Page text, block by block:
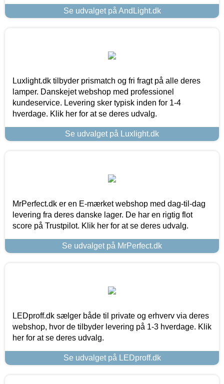
Se udvalget på AndLight.dk
Luxlight.dk tilbyder prismatch og fri fragt på alle deres
lamper. Danskejet webshop med professionel
kundeservice. Levering sker typisk inden for 1-4
hverdage. Klik her for at se deres udvalg.
Se udvalget på Luxlight.dk
MrPerfect.dk er en E-mærket webshop med dag-til-dag
levering fra deres danske lager. De har en rigtig flot
score på Trustpilot. Klik her for at se deres udvalg.
Se udvalget på MrPerfect.dk
LEDproff.dk sælger både til private og erhverv via deres
webshop, hvor de tilbyder levering på 1-3 hverdage. Klik
her for at se deres udvalg.
Se udvalget på LEDproff.dk